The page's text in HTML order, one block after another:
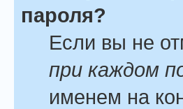
пароля?
Если вы не
при каждом
именем на